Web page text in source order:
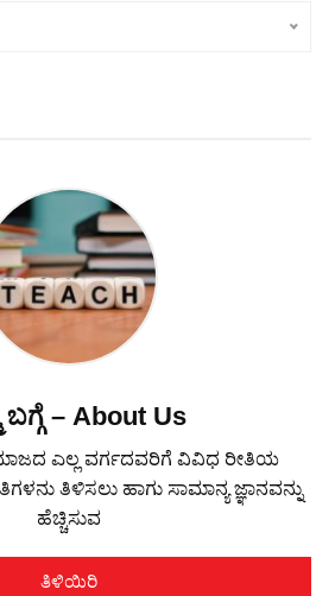
– About Us
ಎಲ್ಲ ವರ್ಗದವರಿಗೆ ವಿವಿಧ ರೀತಿಯ
ತಿಳಿಸಲು ಹಾಗು ಸಾಮಾನ್ಯ ಜ್ಞಾನವನ್ನು
ಹೆಚ್ಚಿಸುವ
ತಿಳಿಯಿರಿ